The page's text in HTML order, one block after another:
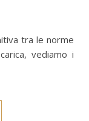
vediamo i